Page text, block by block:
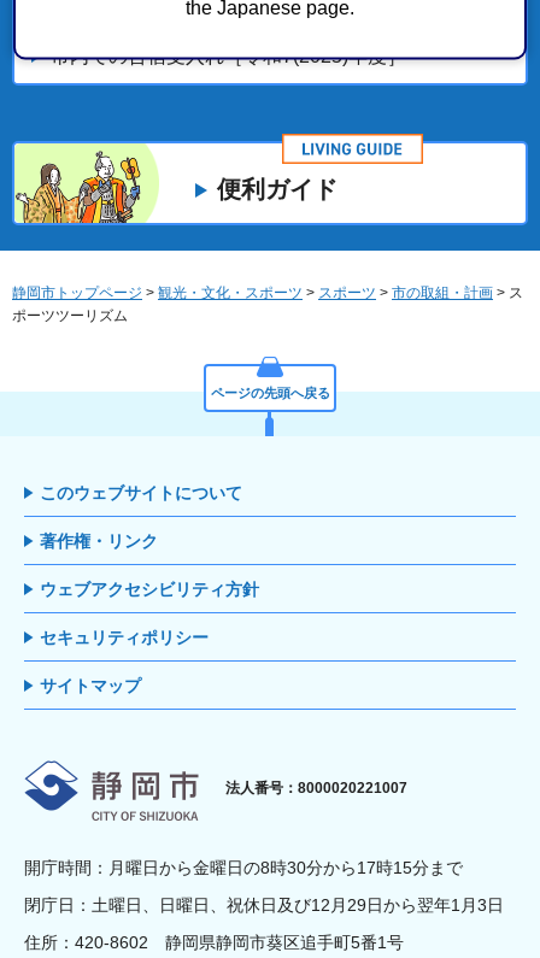
the Japanese page.
市内での合宿受入れ［令和7(2025)年度］
便利ガイド
静岡市トップページ > 観光・文化・スポーツ > スポーツ > 市の取組・計画 > ス
ポーツツーリズム
ページの先頭へ戻る
このウェブサイトについて
著作権・リンク
ウェブアクセシビリティ方針
セキュリティポリシー
サイトマップ
静岡市
法人番号：8000020221007
開庁時間：月曜日から金曜日の8時30分から17時15分まで
閉庁日：土曜日、日曜日、祝休日及び12月29日から翌年1月3日
住所：420-8602 静岡県静岡市葵区追手町5番1号